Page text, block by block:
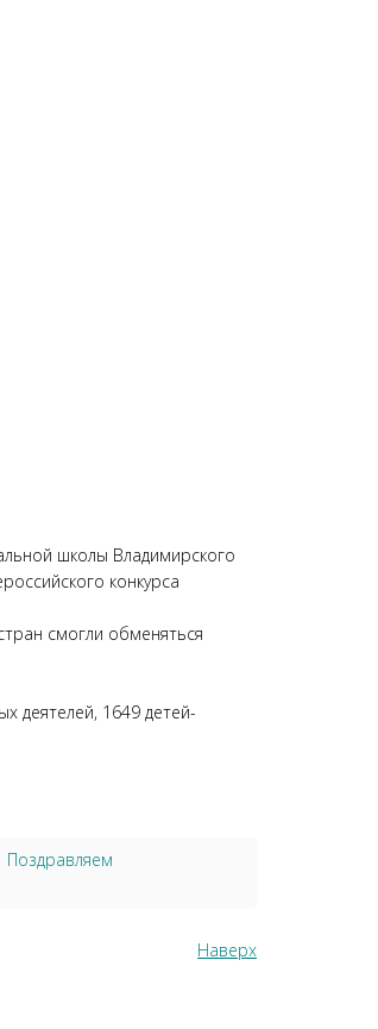
школы Владимирского
конкурса
смогли обменяться
деятелей, 1649 детей-
Поздравляем
Наверх